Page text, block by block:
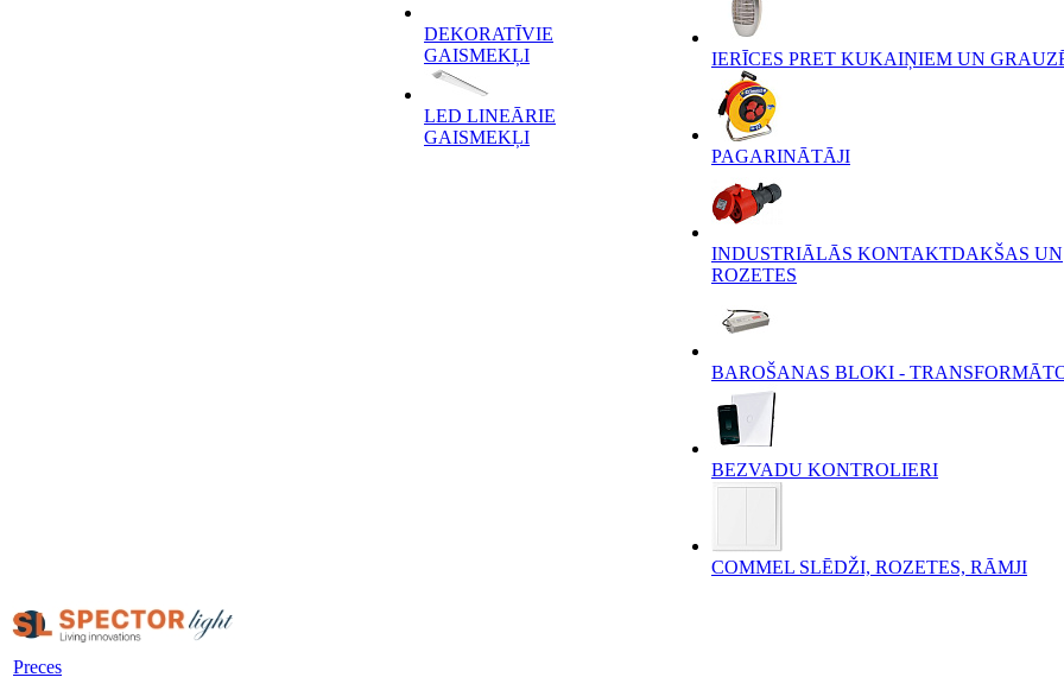
DEKORATĪVIE
GAISMEKĻI
LED LINEĀRIE
GAISMEKĻI
IERĪCES PRET KUKAIŅIEM UN
PAGARINĀTĀJI
INDUSTRIĀLĀS KONTAKTDAKŠAS UN
ROZETES
BAROŠANAS BLOKI -
BEZVADU KONTROLIERI
COMMEL SLĒDŽI, ROZETES, RĀMJI
Preces